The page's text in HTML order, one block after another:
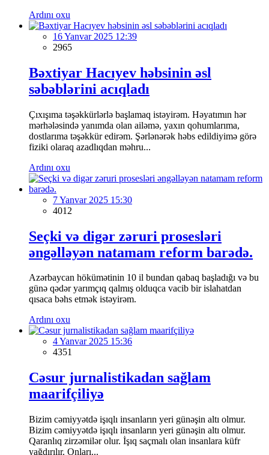
Ardını oxu
16 Yanvar 2025 12:39
2965
Bəxtiyar Hacıyev həbsinin əsl
səbəblərini acıqladı
Çıxışıma təşəkkürlərlə başlamaq istəyirəm. Həyatımın hər
mərhələsində yanımda olan ailəmə, yaxın qohumlarıma,
dostlarıma təşəkkür edirəm. Şərlənərək həbs edildiyimə görə
fiziki olaraq azadlıqdan məhru...
Ardını oxu
7 Yanvar 2025 15:30
4012
Seçki və digər zəruri prosesləri
əngəlləyən natamam reform barədə.
Azərbaycan hökümətinin 10 il bundan qabaq başladığı və bu
günə qədər yarımçıq qalmış olduqca vacib bir islahatdan
qısaca bəhs etmək istəyirəm.
Ardını oxu
4 Yanvar 2025 15:36
4351
Cəsur jurnalistikadan sağlam
maarifçiliyə
Bizim cəmiyyətdə işıqlı insanların yeri günəşin altı olmur.
Bizim cəmiyyətdə işıqlı insanların yeri günəşin altı olmur.
Qaranlıq zirzəmilər olur. İşıq saçmalı olan insanlara küfr
yağdırılır. Onları...